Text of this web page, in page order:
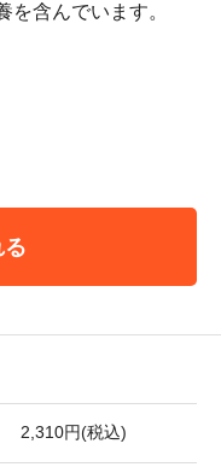
を含んでいます。
2,310円(税込)